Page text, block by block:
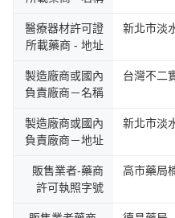
醫療器材許可證
所載藥商 - 地址
新北市淡
製造廠商或國內
負責廠商－名稱
台灣不二
製造廠商或國內
負責廠商－地址
新北市淡
販售業者-藥商
許可執照字號
高市藥局